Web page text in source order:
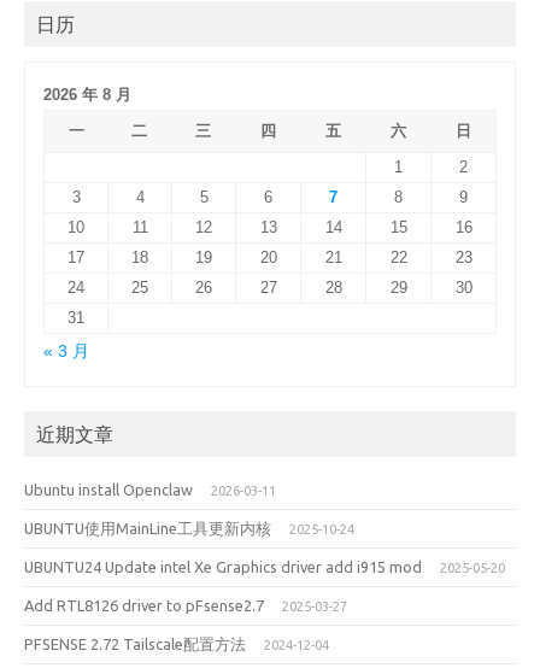
日历
2026 年 8 月
一
二 三 四 五 六
日
1
2
3
4 5 6 7 8
9
10
11 12 13 14 15
16
17
18 19 20 21 22
23
24
25 26 27 28 29
30
31
« 3 月
近期文章
Ubuntu install Openclaw 2026-03-11
UBUNTU使用MainLine工具更新内核 2025-10-24
UBUNTU24 Update intel Xe Graphics driver add i915 mod 2025-05-20
Add RTL8126 driver to pFsense2.7 2025-03-27
PFSENSE 2.72 Tailscale配置方法 2024-12-04